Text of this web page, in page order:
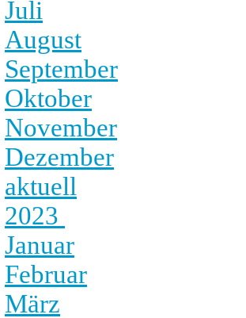
Juli
August
September
Oktober
November
Dezember
aktuell
2023
Januar
Februar
März